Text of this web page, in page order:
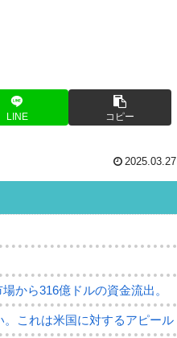
LINE コピー
2025.03.27
から316億ドルの資金流出。
これは米国に対するアピール